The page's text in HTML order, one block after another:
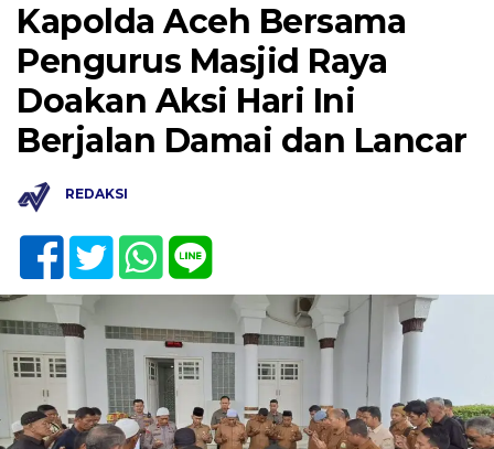
Kapolda Aceh Bersama
Pengurus Masjid Raya
Doakan Aksi Hari Ini
Berjalan Damai dan Lancar
REDAKSI